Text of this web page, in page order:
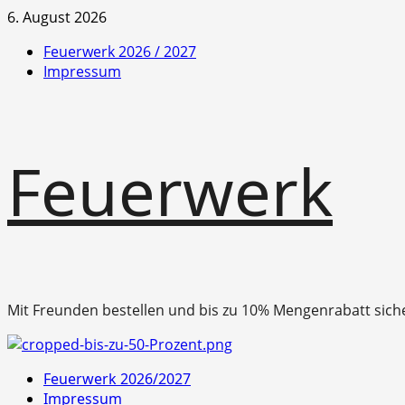
Zum
springen
6. August 2026
Feuerwerk 2026 / 2027
Impressum
Feuerwerk
Mit Freunden bestellen und bis zu 10% Mengenrabatt
Primäres
Menü
Feuerwerk 2026/2027
Impressum